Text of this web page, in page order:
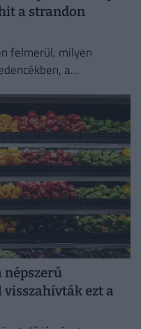
a strandon
felmerül, milyen
a
népszerű
ezt a